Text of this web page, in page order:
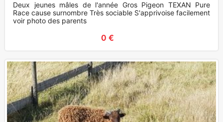
Deux jeunes mâles de l'année Gros Pigeon TEXAN Pure
Race cause surnombre Très sociable S'apprivoise facilement
voir photo des parents
0 €